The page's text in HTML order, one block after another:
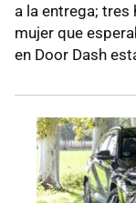
a la entrega; tres
mujer que
en Door Dash